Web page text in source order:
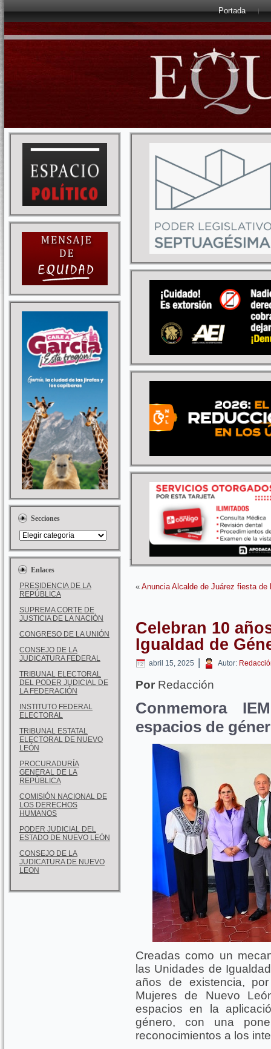
Portada
Secciones
Enlaces
PRESIDENCIA DE LA
REPÚBLICA
SUPREMA CORTE DE
JUSTICIA DE LA NACIÓN
CONGRESO DE LA UNIÓN
CONSEJO DE LA
JUDICATURA FEDERAL
TRIBUNAL ELECTORAL
DEL PODER JUDICIAL DE
LA FEDERACIÓN
INSTITUTO FEDERAL
ELECTORAL
TRIBUNAL ESTATAL
ELECTORAL DE NUEVO
LEÓN
PROCURADURÍA
GENERAL DE LA
REPÚBLICA
COMISIÓN NACIONAL DE
LOS DERECHOS
HUMANOS
PODER JUDICIAL DEL
ESTADO DE NUEVO LEÓN
CONSEJO DE LA
JUDICATURA DE NUEVO
LEON
« Anuncia Alcalde de Juárez fiesta de
Celebran 10
Igualdad de
abril 15, 2025 | Autor:
Por Redacción
Conmemora
espacios de
Creadas como un
las Unidades de
años de existencia,
Mujeres de Nuevo
espacios en la
género, con una
reconocimientos a los